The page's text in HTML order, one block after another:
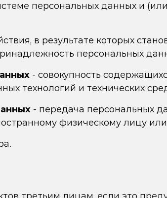
персональных данных и
в результате которых
персональных
- совокупность
технологий и технических
- передача персональных
физическому лицу